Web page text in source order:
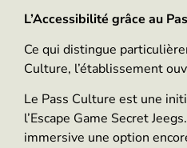
L’Accessibilité grâce au
Ce qui distingue
Culture, l’établissement
Le Pass Culture est une
l’Escape Game Secret
immersive une option